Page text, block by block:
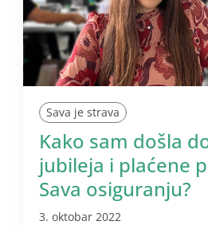
Sava je strava
Kako sam došla
jubileja i plaćene
Sava osiguranju?
3. oktobar 2022